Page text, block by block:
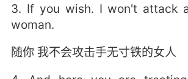
3. If you wish. I won't attack
woman.
随你 我不会攻击手无寸铁的女人